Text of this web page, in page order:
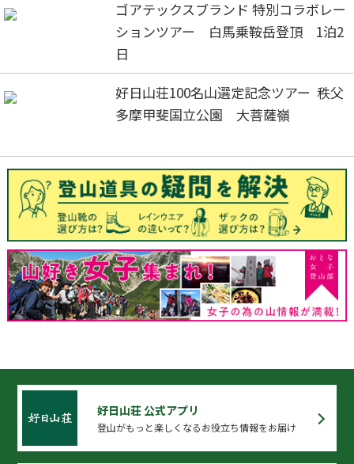
ゴアテックスブランド 特別コラボレー
ションツアー 白馬乗鞍岳登頂 1泊2
日
好日山荘100名山選定記念ツアー 秩父
多摩甲斐国立公園 大菩薩嶺
好日山荘 公式アプリ
登山がもっと楽しくなるお役立ち情報をお届け